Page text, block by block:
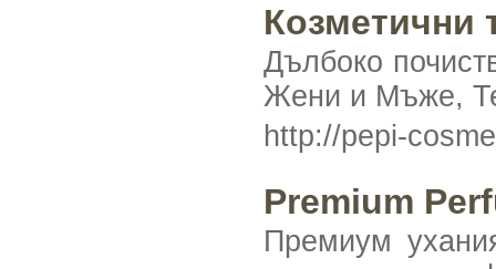
Козметични
Дълбоко
Жени и Мъже,
http://pepi-
Premium
Премиум